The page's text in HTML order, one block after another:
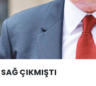
ÇIKMIŞTI